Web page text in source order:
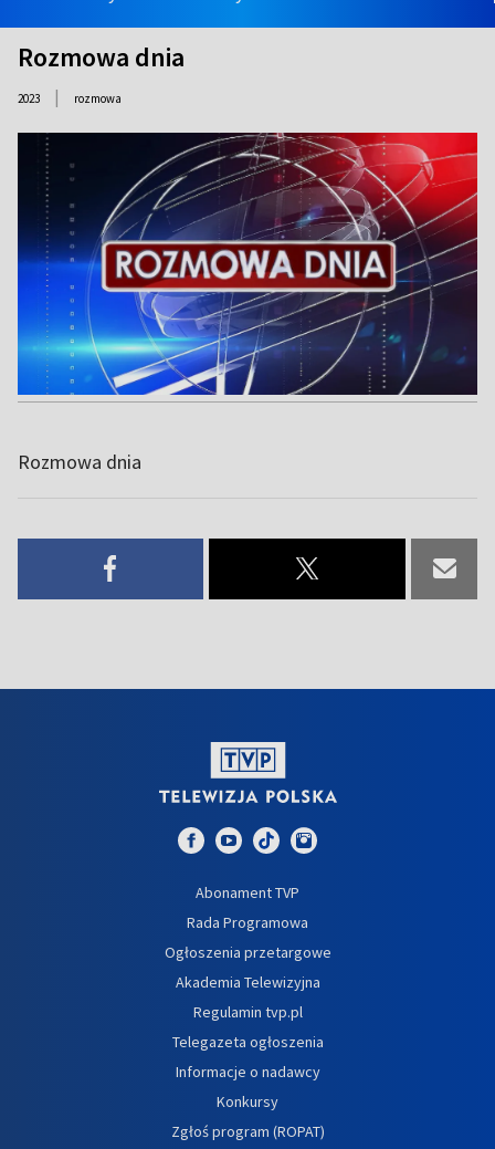
Rozmowa dnia
2023 | rozmowa
Rozmowa dnia
Abonament TVP
Rada Programowa
Ogłoszenia przetargowe
Akademia Telewizyjna
Regulamin tvp.pl
Telegazeta ogłoszenia
Informacje o nadawcy
Konkursy
Zgłoś program (ROPAT)